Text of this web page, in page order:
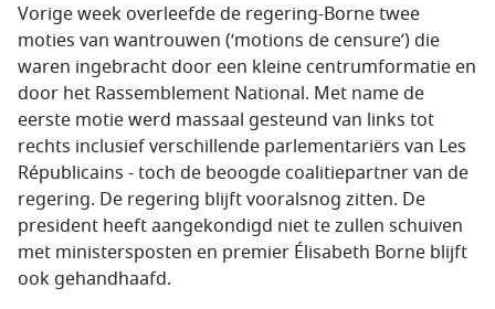
Vorige week overleefde de regering-Borne twee
moties van wantrouwen (‘motions de censure’) die
waren ingebracht door een kleine centrumformatie en
door het Rassemblement National. Met name de
eerste motie werd massaal gesteund van links tot
rechts inclusief verschillende parlementariërs van Les
Républicains - toch de beoogde coalitiepartner van de
regering. De regering blijft vooralsnog zitten. De
president heeft aangekondigd niet te zullen schuiven
met ministersposten en premier Élisabeth Borne blijft
ook gehandhaafd.